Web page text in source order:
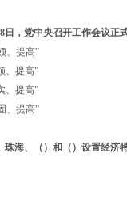
日，党中央召开工作会议正
、提高”
、提高”
、提高”
、提高”
珠海、（） 和（）设置经济特